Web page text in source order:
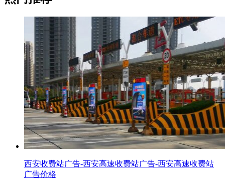
西安收费站广告-西安高速收费站广告-西安高速收费站
广告价格